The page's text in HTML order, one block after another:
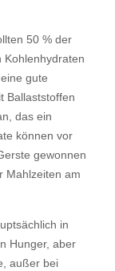
50 % der
Kohlenhydraten
gute
Ballaststoffen
das ein
können vor
gewonnen
Mahlzeiten am
in
Hunger, aber
außer bei